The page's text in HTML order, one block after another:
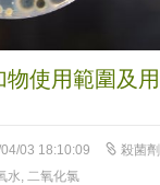
物使用範圍及
03 18:10:09 殺菌劑
水 二氧化氯